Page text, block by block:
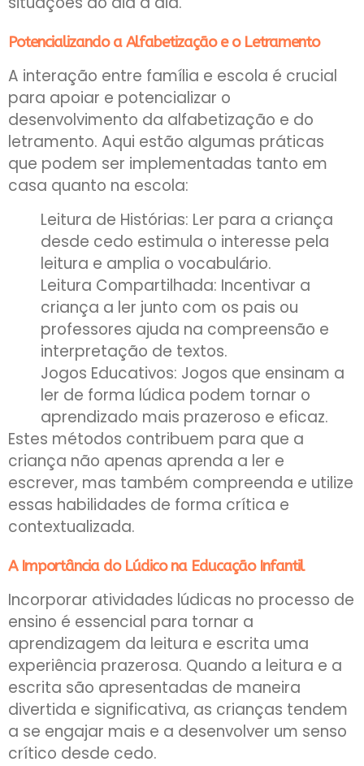
Potencializando a Alfabetização e o Letramento
A interação entre família e escola é crucial
para apoiar e potencializar o
desenvolvimento da alfabetização e do
letramento. Aqui estão algumas práticas
que podem ser implementadas tanto em
casa quanto na escola:
Leitura de Histórias: Ler para a criança
desde cedo estimula o interesse pela
leitura e amplia o vocabulário.
Leitura Compartilhada: Incentivar a
criança a ler junto com os pais ou
professores ajuda na compreensão e
interpretação de textos.
Jogos Educativos: Jogos que ensinam a
ler de forma lúdica podem tornar o
aprendizado mais prazeroso e eficaz.
Estes métodos contribuem para que a
criança não apenas aprenda a ler e
escrever, mas também compreenda e utilize
essas habilidades de forma crítica e
contextualizada.
A Importância do Lúdico na Educação Infantil
Incorporar atividades lúdicas no processo de
ensino é essencial para tornar a
aprendizagem da leitura e escrita uma
experiência prazerosa. Quando a leitura e a
escrita são apresentadas de maneira
divertida e significativa, as crianças tendem
a se engajar mais e a desenvolver um senso
crítico desde cedo.